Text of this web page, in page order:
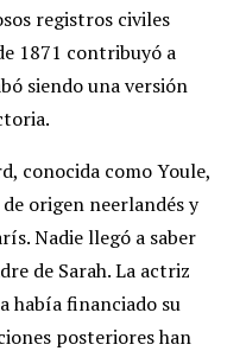
registros civiles
1871 contribuyó a
siendo una versión
conocida como Youle,
origen neerlandés y
Nadie llegó a saber
de Sarah. La actriz
había financiado su
posteriores han